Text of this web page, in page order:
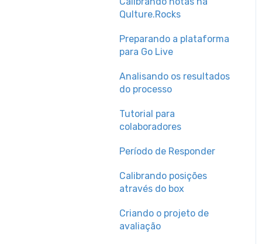
Cultura
Plano de
Individual (PDI)
Gente
Usuários
Qulture.Rocks
Preparando a plataforma
para Go Live
Analisando os resultados
do processo
Tutorial para
colaboradores
Período de Responder
Calibrando posições
através do box
Criando o projeto de
avaliação